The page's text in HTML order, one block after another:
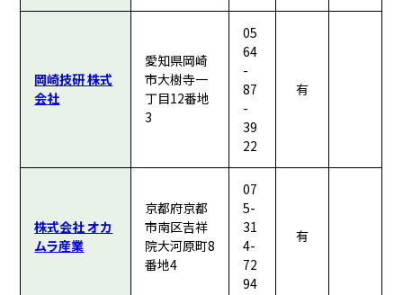
岡崎技研 株式
会社
愛知県岡崎
市大樹寺一
丁目12番地
3
05
64
-
87
-
39
22
有
株式会社 オカ
ムラ産業
京都府京都
市南区吉祥
院大河原町8
番地4
07
5-
31
4-
72
94
有